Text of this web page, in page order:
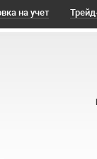
на учет